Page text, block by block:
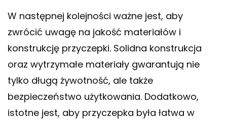
W następnej kolejności ważne jest, aby
zwrócić uwagę na jakość materiałów i
konstrukcję przyczepki. Solidna konstrukcja
oraz wytrzymałe materiały gwarantują nie
tylko długą żywotność, ale także
bezpieczeństwo użytkowania. Dodatkowo,
istotne jest, aby przyczepka była łatwa w